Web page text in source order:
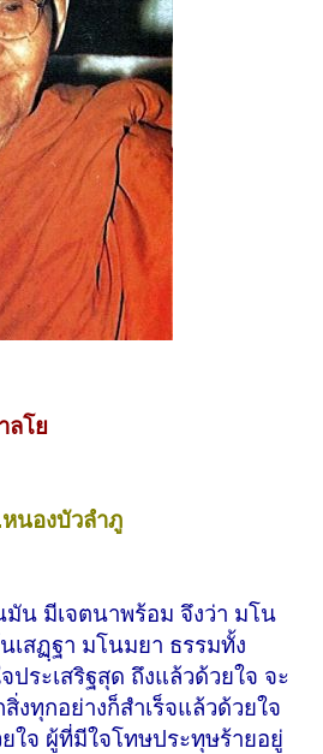
ลโย
นองบัวลำภู
น มีเจตนาพร้อม จึงว่า มโน
เสฏฺฐา มโนมยา ธรรมทั้ง
ประเสริฐสุด ถึงแล้วด้วยใจ จะ
ทุกอย่างก็สำเร็จแล้วด้วยใจ
ใจ ผู้ที่มีใจโทษประทุษร้ายอยู่